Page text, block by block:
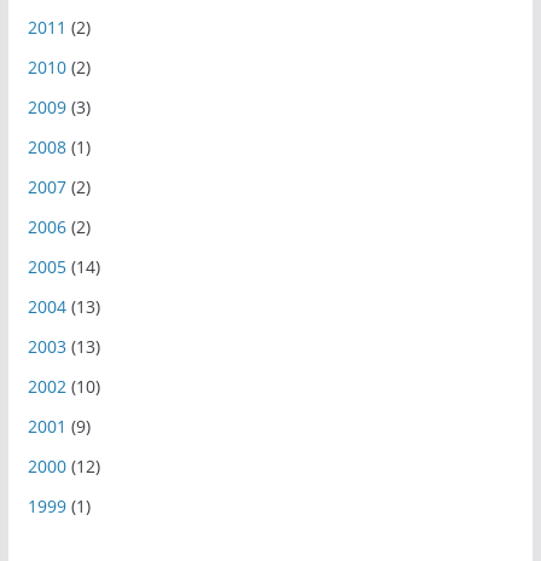
2011 (2)
2010(2)
2009(3)
2008(1)
2007(2)
2006(2)
2005(14)
2004(13)
2003(13)
2002(10)
2001 (9)
2000(12)
1999(1)